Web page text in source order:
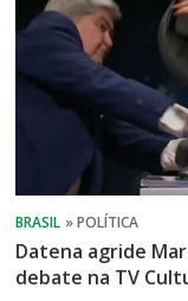
Datena agride
debate na TV